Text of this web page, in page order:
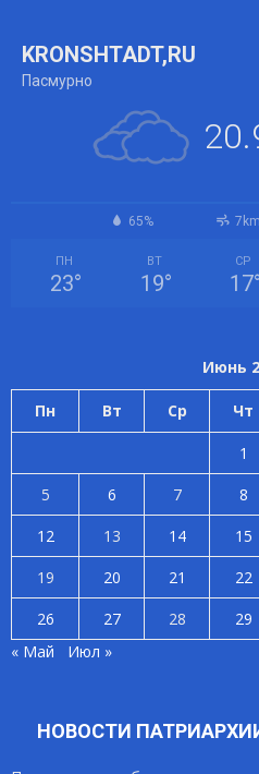
KRONSHTADT,RU
Пасмурно
65%
ПН
23°
ВТ
19°
СР
17°
Июнь
Пн Вт Ср Чт
1
5
6 7 8
12
13 14 15
19
20 21 22
26
27 28 29
« Май
Июл »
НОВОСТИ